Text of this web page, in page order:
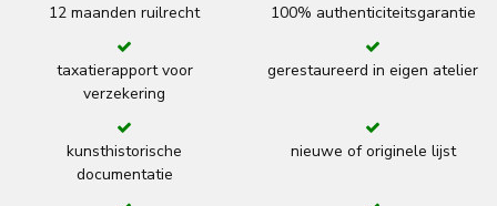
12 maanden ruilrecht 100% authenticiteitsgarantie
taxatierapport voor
verzekering
gerestaureerd in eigen atelier
kunsthistorische
documentatie
nieuwe of originele lijst